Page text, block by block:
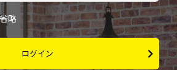
略
ログイン